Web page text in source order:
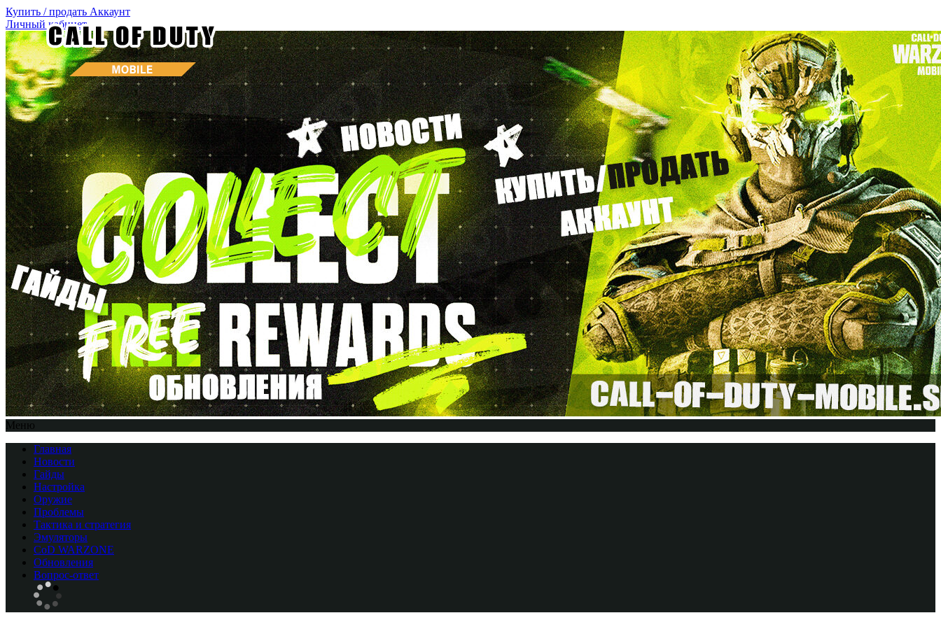
Купить / продать Аккаунт
Личный кабинет
Меню
Главная
Новости
Гайды
Настройка
Оружие
Проблемы
Тактика и стратегия
Эмуляторы
CоD WARZONE
Обновления
Вопрос-ответ